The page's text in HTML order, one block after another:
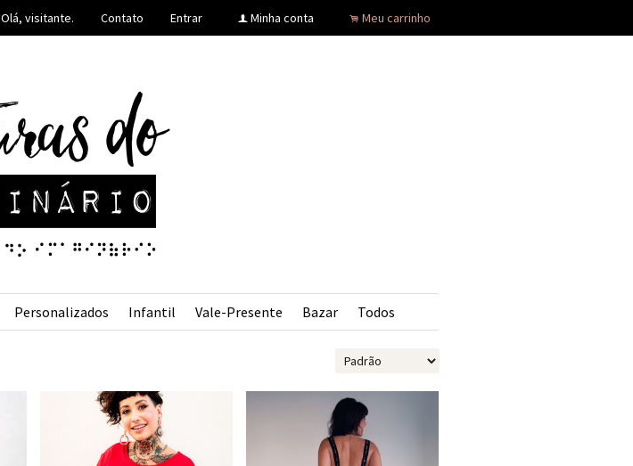
Olá, visitante. Contato Entrar f Minha conta . Meu carrinho
Personalizados Infantil Vale-Presente Bazar Todos